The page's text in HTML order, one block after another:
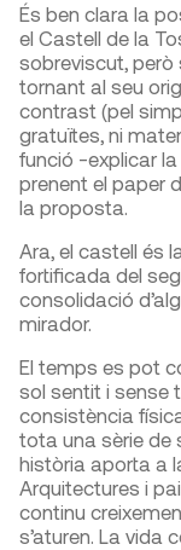
És ben clara la
el Castell de la
sobreviscut,
tornant al seu
contrast (pel
gratuïtes, ni
funció -explicar la
prenent el paper
la proposta.
Ara, el castell és
fortificada del
consolidació
mirador.
El temps es pot
sol sentit i sense
consistència
tota una sèrie de
història aporta a
Arquitectures i
continu
s’aturen. La vida